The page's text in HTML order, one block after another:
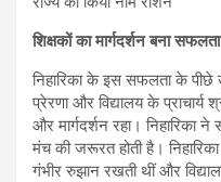
शिक्षकों का मार्गदर्शन बना
निहारिका के इस सफलता के
प्रेरणा और विद्यालय के प्राचार्य
और मार्गदर्शन रहा। निहारिका
मंच की जरूरत होती है।
गंभीर रुझान रखती थीं और